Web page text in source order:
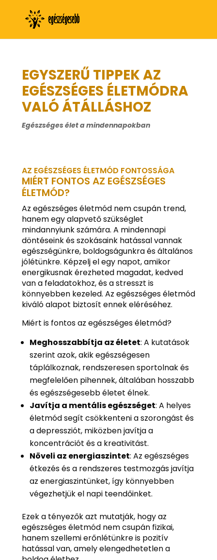
EGYSZERŰ TIPPEK AZ
EGÉSZSÉGES ÉLETMÓDRA
VALÓ ÁTÁLLÁSHOZ
Egészséges élet a mindennapokban
AZ EGÉSZSÉGES ÉLETMÓD FONTOSSÁGA
MIÉRT FONTOS AZ EGÉSZSÉGES
ÉLETMÓD?
Az egészséges életmód nem csupán trend,
hanem egy alapvető szükséglet
mindannyiunk számára. A mindennapi
döntéseink és szokásaink hatással vannak
egészségünkre, boldogságunkra és általános
jólétünkre. Képzelj el egy napot, amikor
energikusnak érezheted magadat, kedved
van a feladatokhoz, és a stresszt is
könnyebben kezeled. Az egészséges életmód
kiváló alapot biztosít ennek eléréséhez.
Miért is fontos az egészséges életmód?
Meghosszabbítja az életet: A kutatások
szerint azok, akik egészségesen
táplálkoznak, rendszeresen sportolnak és
megfelelően pihennek, általában hosszabb
és egészségesebb életet élnek.
Javítja a mentális egészséget: A helyes
életmód segít csökkenteni a szorongást és
a depressziót, miközben javítja a
koncentrációt és a kreativitást.
Növeli az energiaszintet: Az egészséges
étkezés és a rendszeres testmozgás javítja
az energiaszintünket, így könnyebben
végezhetjük el napi teendőinket.
Ezek a tényezők azt mutatják, hogy az
egészséges életmód nem csupán fizikai,
hanem szellemi erőnlétünkre is pozitív
hatással van, amely elengedhetetlen a